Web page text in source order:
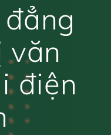
văn
điện